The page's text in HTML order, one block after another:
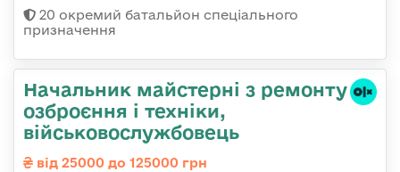
20 окремий батальйон спеціального
призначення
Начальник майстеpні з ремонту
озбpоєння і техніки,
військовослужбовець
від 25000 до 125000 грн